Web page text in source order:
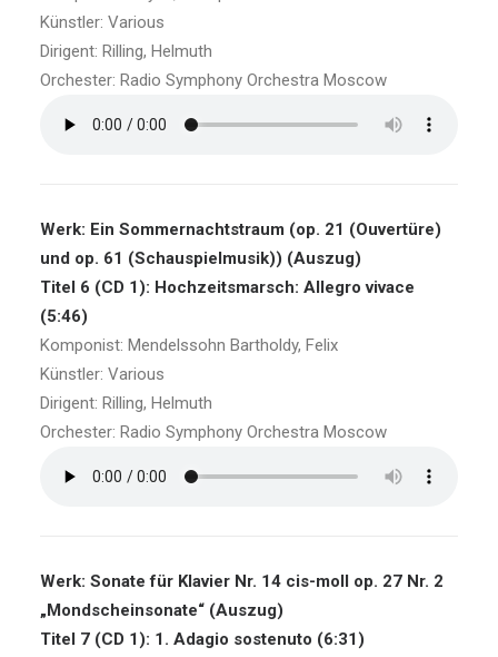
Künstler: Various
Dirigent: Rilling, Helmuth
Orchester: Radio Symphony Orchestra Moscow
Werk: Ein Sommernachtstraum (op. 21 (Ouvertüre)
und op. 61 (Schauspielmusik)) (Auszug)
Titel 6 (CD 1): Hochzeitsmarsch: Allegro vivace
(5:46)
Komponist: Mendelssohn Bartholdy, Felix
Künstler: Various
Dirigent: Rilling, Helmuth
Orchester: Radio Symphony Orchestra Moscow
Werk: Sonate für Klavier Nr. 14 cis-moll op. 27 Nr. 2
„Mondscheinsonate“ (Auszug)
Titel 7 (CD 1): 1. Adagio sostenuto (6:31)